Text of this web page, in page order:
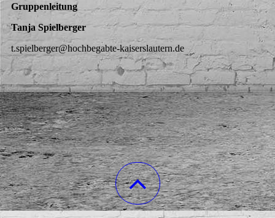
Gruppenleitung
Tanja Spielberger
t.spielberger@hochbegabte-kaiserslautern.de